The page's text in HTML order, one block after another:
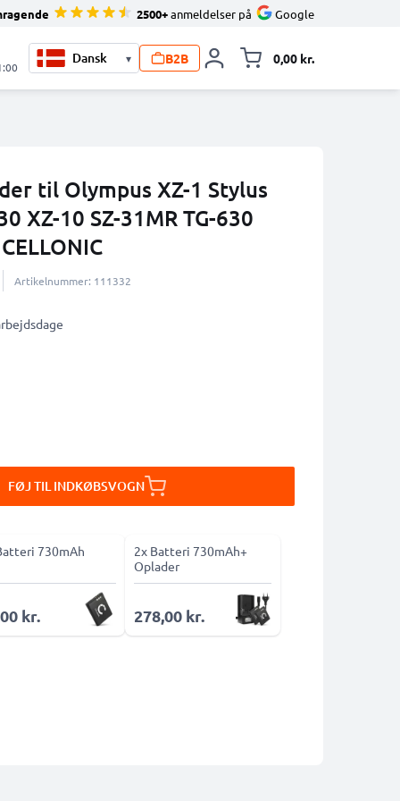
2500+anmeldelser på Google
▾ B2B 0,00 kr.
til Olympus XZ-1 Stylus
XZ-10 SZ-31MR TG-630
Artikelnummer: 111332
FØJ TIL INDKØBSVOGN
730mAh
kr.
2x Batteri 730mAh+
Oplader
278,00 kr.